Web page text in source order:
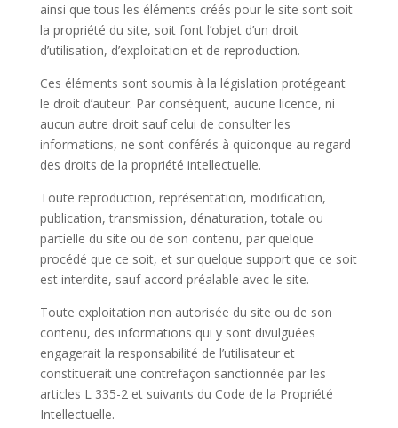
ainsi que tous les éléments créés pour le site sont soit
la propriété du site, soit font l’objet d’un droit
d’utilisation, d’exploitation et de reproduction.
Ces éléments sont soumis à la législation protégeant
le droit d’auteur. Par conséquent, aucune licence, ni
aucun autre droit sauf celui de consulter les
informations, ne sont conférés à quiconque au regard
des droits de la propriété intellectuelle.
Toute reproduction, représentation, modification,
publication, transmission, dénaturation, totale ou
partielle du site ou de son contenu, par quelque
procédé que ce soit, et sur quelque support que ce soit
est interdite, sauf accord préalable avec le site.
Toute exploitation non autorisée du site ou de son
contenu, des informations qui y sont divulguées
engagerait la responsabilité de l’utilisateur et
constituerait une contrefaçon sanctionnée par les
articles L 335-2 et suivants du Code de la Propriété
Intellectuelle.